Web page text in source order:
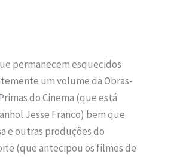
permanecem esquecidos
um volume da Obras-
do Cinema (que está
Jesse Franco) bem que
e outras produções do
(que antecipou os filmes de